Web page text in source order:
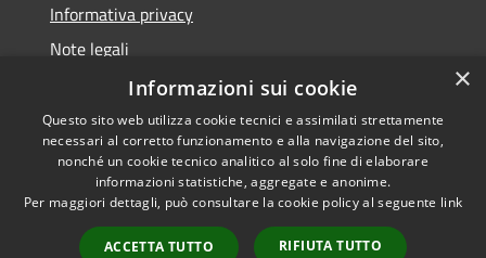
Informativa privacy
Note legali
Dichiarazione di accessibilità
RSS
Copyright © 2026 • Comune di
Municipium• Accesso
×
Informazioni sui cookie
Questo sito web utilizza cookie tecnici e assimilati strettamente
necessari al corretto funzionamento e alla navigazione del sito,
nonché un cookie tecnico analitico al solo fine di elaborare
informazioni statistiche, aggregate e anonime.
Per maggiori dettagli, può consultare la cookie policy al seguente link
ACCETTA TUTTO RIFIUTA TUTTO